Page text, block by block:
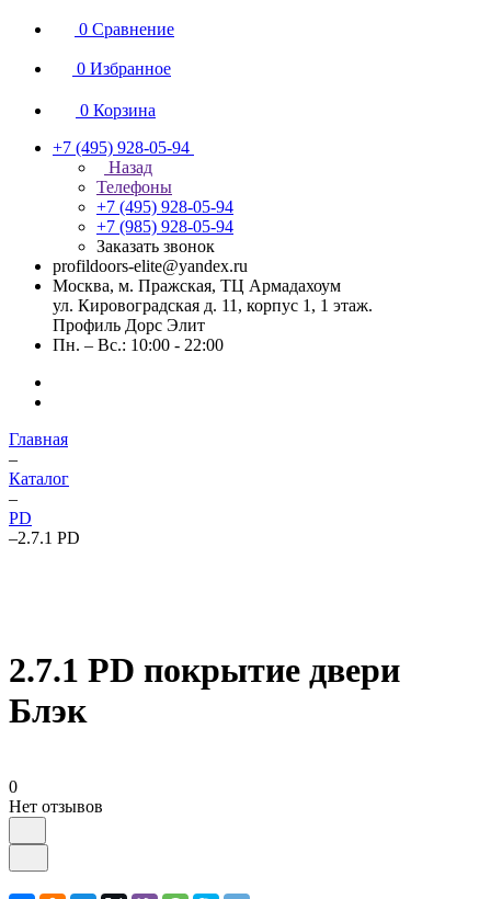
0 Сравнение
0 Избранное
0 Корзина
+7 (495) 928-05-94
Назад
Телефоны
+7 (495) 928-05-94
+7 (985) 928-05-94
Заказать звонок
profildoors-elite@yandex.ru
Москва, м. Пражская, ТЦ Армадахоум
ул. Кировоградская д. 11, корпус 1, 1 этаж.
Профиль Дорс Элит
Пн. – Вс.: 10:00 - 22:00
Главная
–
Каталог
–
PD
–2.7.1 PD
2.7.1 PD покрытие двери
Блэк
0
Нет отзывов